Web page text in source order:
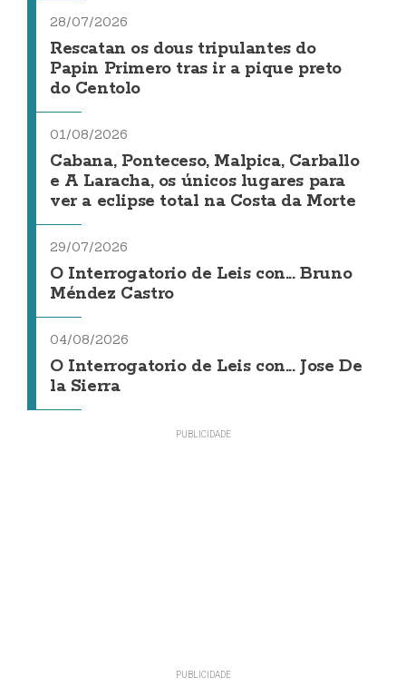
28/07/2026
Rescatan os dous tripulantes do
Papin Primero tras ir a pique preto
do Centolo
01/08/2026
Cabana, Ponteceso, Malpica, Carballo
e A Laracha, os únicos lugares para
ver a eclipse total na Costa da Morte
29/07/2026
O Interrogatorio de Leis con... Bruno
Méndez Castro
04/08/2026
O Interrogatorio de Leis con... Jose De
la Sierra